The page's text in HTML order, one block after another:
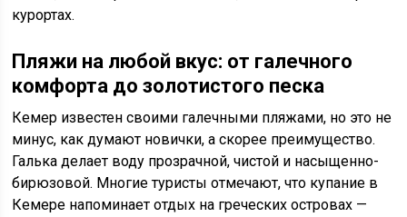
курортах.
Пляжи на любой вкус: от галечного
комфорта до золотистого песка
Кемер известен своими галечными пляжами, но это не
минус, как думают новички, а скорее преимущество.
Галька делает воду прозрачной, чистой и насыщенно-
бирюзовой. Многие туристы отмечают, что купание в
Кемере напоминает отдых на греческих островах —